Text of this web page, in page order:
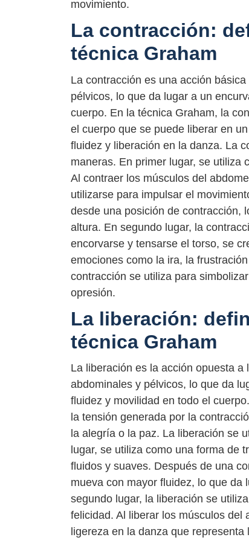
movimiento.
La contracción:
técnica Graham
La contracción es una acción
pélvicos, lo que da lugar a un
cuerpo. En la técnica Graham, la
el cuerpo que se puede liberar en
fluidez y liberación en la danza. La
maneras. En primer lugar, se utiliza
Al contraer los músculos del
utilizarse para impulsar el
desde una posición de contracción,
altura. En segundo lugar, la
encorvarse y tensarse el torso, se
emociones como la ira, la
contracción se utiliza para
opresión.
La liberación:
técnica Graham
La liberación es la acción opuesta
abdominales y pélvicos, lo que da
fluidez y movilidad en todo el
la tensión generada por la
la alegría o la paz. La liberación se
lugar, se utiliza como una forma de
fluidos y suaves. Después de una
mueva con mayor fluidez, lo que da
segundo lugar, la liberación se
felicidad. Al liberar los músculos del
ligereza en la danza que